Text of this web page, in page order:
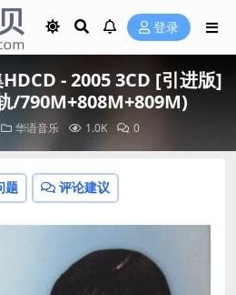
登录
- 2005 3CD [引进版]
/790M+808M+809M)
华语音乐 1.0K 0
题 评论建议